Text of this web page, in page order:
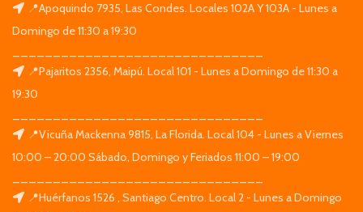
📍Apoquindo 7935, Las Condes. Locales 102A Y 103A - Lunes a
Domingo de 11:30 a 19:30
📍Pajaritos 2356, Maipú. Local 101 - Lunes a Domingo de 11:30 a
19:30
📍Vicuña Mackenna 9815, La Florida. Local 104 - Lunes a Viernes
10:00 – 20:00 Sábado, Domingo y Feriados 11:00 – 19:00
📍Huérfanos 1526 , Santiago Centro. Local 2 - Lunes a Domingo